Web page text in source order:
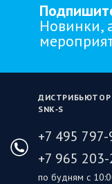
Новинки,
ДИСТРИБЬЮТОР
SNK‑S
+7 495
+7 965
по будням с